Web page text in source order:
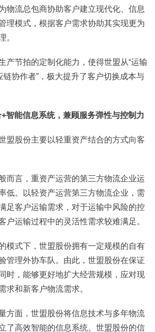
物流总包商协助客户建立现代化、信息
理模式，根据客户需求协助其实现更为
。
产节拍的定制化能力，使得世盟从“运输
链协作者”，极大提升了客户切换成本与
智能信息系统，兼顾服务弹性与控制力
盟股份主要以轻重资产结合的方式向客
而言，重资产运营的第三方物流企业运
低。以轻资产运营第三方物流企业，需
足客户运输需求，对于运输中风险的控
户运输过程中的灵活性需求较难满足。
模式下，世盟股份拥有一定规模的自有
管理外协车队。由此，世盟股份在保证
时，能够更好地扩大经营规模，应对现
求和新客户物流需求。
方面，世盟股份将信息技术与多年物流
了高效智能的信息系统。世盟股份的信